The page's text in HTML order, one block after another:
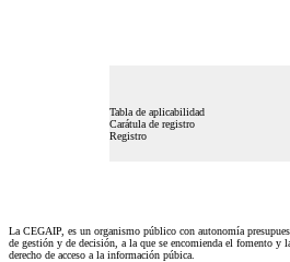
Tabla de aplicabilidad
Carátula de registro
Registro
La CEGAIP, es un organismo público con autonomía
de gestión y de decisión, a la que se encomienda el fomento y
derecho de acceso a la información púbica.